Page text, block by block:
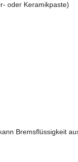
oder Keramikpaste)
Bremsflüssigkeit